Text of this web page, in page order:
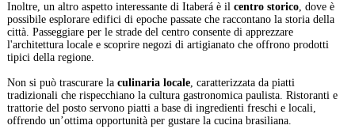
Inoltre, un altro aspetto interessante di Itaberá è il centro storico, dove è
possibile esplorare edifici di epoche passate che raccontano la storia della
città. Passeggiare per le strade del centro consente di apprezzare
l'architettura locale e scoprire negozi di artigianato che offrono prodotti
tipici della regione.
Non si può trascurare la culinaria locale, caratterizzata da piatti
tradizionali che rispecchiano la cultura gastronomica paulista. Ristoranti e
trattorie del posto servono piatti a base di ingredienti freschi e locali,
offrendo un’ottima opportunità per gustare la cucina brasiliana.